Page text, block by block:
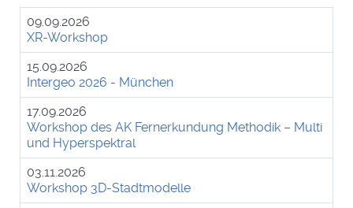
09.09.2026
XR-Workshop
15.09.2026
Intergeo 2026 - München
17.09.2026
Workshop des AK Fernerkundung Methodik – Multi
und Hyperspektral
03.11.2026
Workshop 3D-Stadtmodelle